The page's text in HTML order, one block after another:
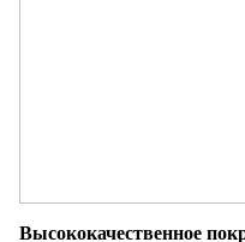
Высококачественное